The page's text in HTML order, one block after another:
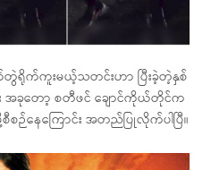
တွဲရိုက်ကူးမယ့်သတင်းဟာ ပြီးခဲ့တဲ့နှစ်
အခုတော့ စတီဖင် ချောင်ကိုယ်တိုင်က
စဉ်နေကြောင်း အတည်ပြုလိုက်ပါပြီ။